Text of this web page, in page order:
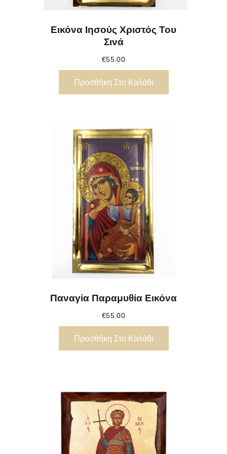
Εικόνα Ιησούς Χριστός Του
Σινά
€55.00
Προσθήκη Στο Καλάθι
Παναγία Παραμυθία Εικόνα
€55.00
Προσθήκη Στο Καλάθι